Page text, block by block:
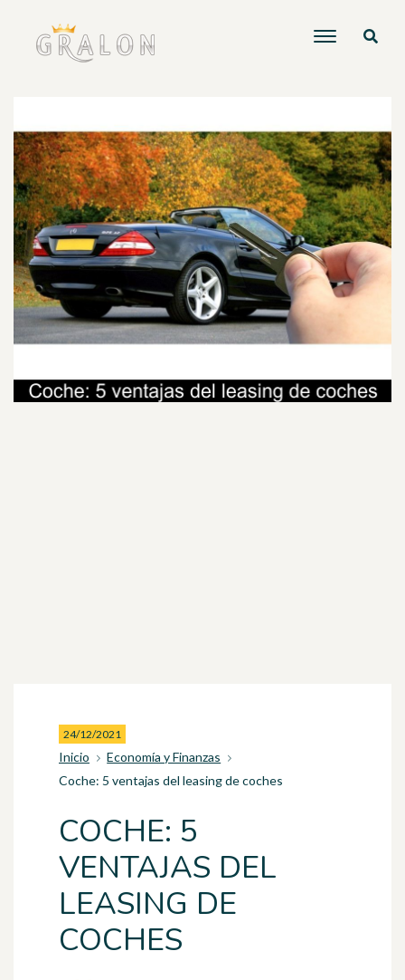
24/12/2021
Inicio
Economía y Finanzas
Coche: 5 ventajas del leasing de coches
COCHE: 5
VENTAJAS DEL
LEASING DE
COCHES